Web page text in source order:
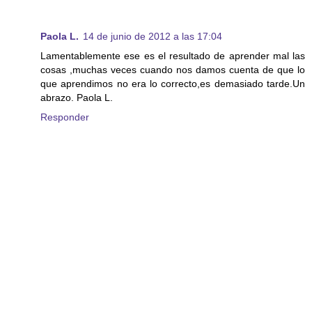
Paola L. 14 de junio de 2012 a las 17:04
Lamentablemente ese es el resultado de aprender mal las
cosas ,muchas veces cuando nos damos cuenta de que lo
que aprendimos no era lo correcto,es demasiado tarde.Un
abrazo. Paola L.
Responder